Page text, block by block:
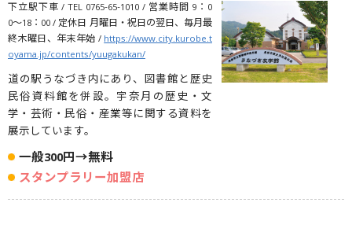
下立駅下車 / TEL 0765-65-1010 / 営業時間 9：0
0〜18：00 / 定休日 月曜日・祝日の翌日、毎月最
終木曜日、年末年始 /https://www.city.kurobe.t
oyama.jp/contents/yuugakukan/
道の駅うなづき内にあり、図書館と歴史
民俗資料館を併設。宇奈月の歴史・文
学・芸術・民俗・産業等に関する資料を
展示しています。
一般300円→無料
スタンプラリー加盟店